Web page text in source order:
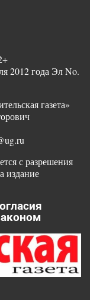
2012 года Эл No.
газета»
с разрешения
издание